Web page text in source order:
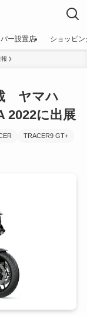
ー設置店 ショッピン
ヤマハ
2022に出展
TRACER9 GT+